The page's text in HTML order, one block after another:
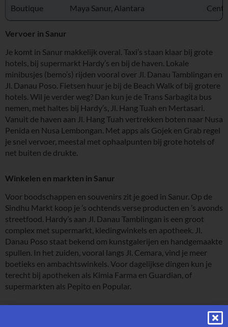
Boutique Maya Sanur, Alantara
Vervoer in Sanur
Je komt in Sanur makkelijk overal. Taxi’s staan klaar bij grote
hotels, bij supermarkt Hardy’s en bij de haven. Lokale
minibusjes (bemo’s) rijden vooral over Jl. Danau Tamblingan en
Jl. Danau Poso. Fietsen huur je bij de Beach Walk of bij grotere
hotels. Wil je verder weg? Dan kun je de Trans Sarbagita bus
nemen, met haltes bij Hardy’s, Jl. Hang Tuah en Mertasari.
Vanuit de haven aan Jl. Hang Tuah vertrekken boten naar Nusa
Penida en Nusa Lembongan. Met apps als Gojek en Grab regel
je snel vervoer, meestal met ophaalpunten bij grote hotels of
net buiten de drukte.
Winkelen en markten in Sanur
Voor boodschappen en souvenirs zit je goed in Sanur. Op de
Sindhu Markt koop je ’s ochtends verse producten en ’s avonds
streetfood. Hardy’s aan Jl. Danau Tamblingan is een groot
complex met supermarkt, kledingwinkels en apotheek. Jl.
Danau Poso staat bekend om kunstgalerijen en handgemaakte
spullen. In het zuiden, vooral langs Jl. Cemara, vind je meer
boetieks en ambachtswinkels. Voor dagelijkse dingen kun je
terecht bij apotheken als Kimia Farma en Guardian, of
supermarkten als Pepito en Popular.